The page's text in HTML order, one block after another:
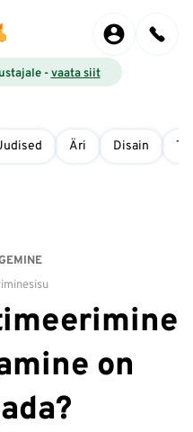
-vaata siit
Äri Disain
sisu
on